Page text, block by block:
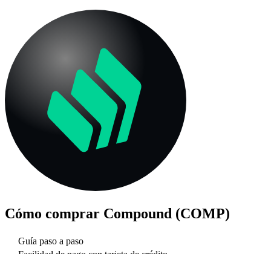
Cómo comprar Compound (COMP)
Guía paso a paso